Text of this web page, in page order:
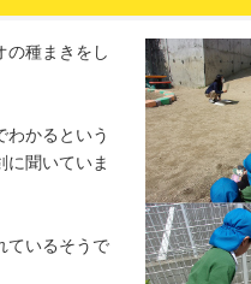
の種まきをし
わかるという
に聞いていま
ているそうで